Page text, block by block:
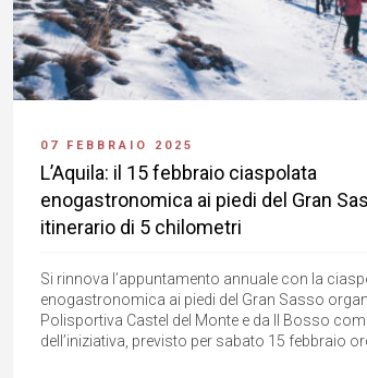
07 FEBBRAIO 2025
L’Aquila: il 15 febbraio ciaspolata
enogastronomica ai piedi del Gran
itinerario di 5 chilometri
Si rinnova l’appuntamento annuale con la
enogastronomica ai piedi del Gran Sasso
Polisportiva Castel del Monte e da Il Bosso
dell’iniziativa, previsto per sabato 15 febbraio